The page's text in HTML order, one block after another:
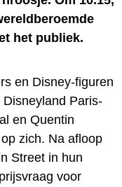
het publiek.
en Disney-figuren
Paris-
en Quentin
zich. Na afloop
Street in hun
voor